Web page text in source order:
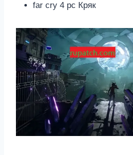
far cry 4 pc Кряк